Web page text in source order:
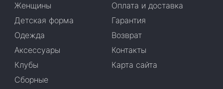
Женщины
Детская форма
Одежда
Аксессуары
Клубы
Сборные
Оплата и доставка
Гарантия
Возврат
Контакты
Карта сайта